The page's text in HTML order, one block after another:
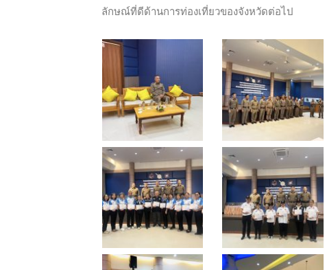
ลักษณ์ที่ดีด้านการท่องเที่ยวของจังหวัดต่อไป